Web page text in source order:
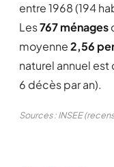
entre 1968 (194
Les767 ménages
moyenne2,56
naturel annuel est
6 décès par an).
Sources : INSEE